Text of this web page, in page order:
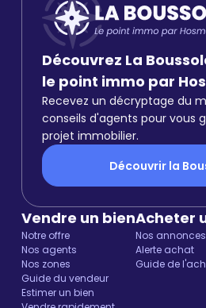
Découvrez La
le point immo par
Recevez un décryptage du
conseils d'agents pour vous
projet immobilier.
Découvrir la
Vendre un bien
Notre offre
Nos agents
Nos zones
Guide du vendeur
Estimer un bien
Acheter
Nos annonces
Alerte achat
Guide de